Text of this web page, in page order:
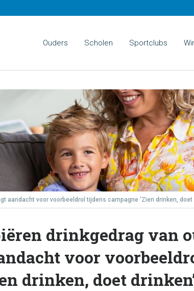
Ouders Scholen Sportclubs
aandacht voor voorbeeldrol tijdens campagne ‘Zien drinken, doet
drinkgedrag van
voor
drinken, doet